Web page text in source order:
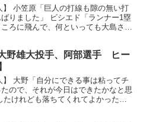
】 小笠原「巨人の打線も隙の無い打
りました」 ビシエド「ランナー1塁
ろに飛んで、何といっても大島さん
野雄大投手、阿部選手 ヒー
大野「自分にできる事は粘ってチ
ので、それが今日はできたかなと思
けれども落ちてくれてよかったで